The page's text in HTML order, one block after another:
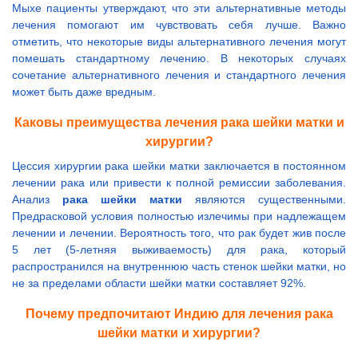
Мыхе пациенты утверждают, что эти альтернативные методы
лечения помогают им чувствовать себя лучше. Важно
отметить, что некоторые виды альтернативного лечения могут
помешать стандартному лечению. В некоторых случаях
сочетание альтернативного лечения и стандартного лечения
может быть даже вредным.
Каковы преимущества лечения рака шейки матки и
хирургии?
Цессия хирургии рака шейки матки заключается в постоянном
лечении рака или привести к полной ремиссии заболевания.
Анализ рака шейки матки являются существенными.
Предрасковой условия полностью излечимы при надлежащем
лечении и лечении. Вероятность того, что рак будет жив после
5 лет (5-летняя выживаемость) для рака, который
распространился на внутреннюю часть стенок шейки матки, но
не за пределами области шейки матки составляет 92%.
Почему предпочитают Индию для лечения рака
шейки матки и хирургии?